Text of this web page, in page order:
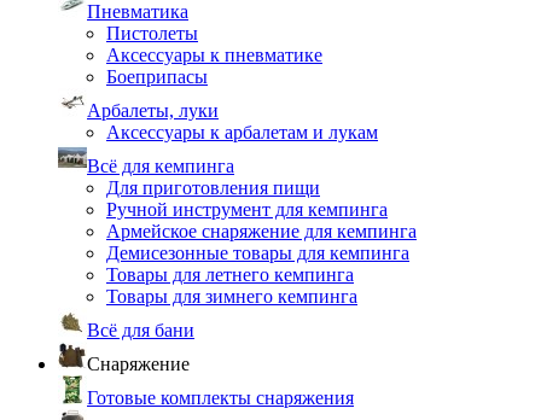
Пневматика
Пистолеты
Аксессуары к пневматике
Боеприпасы
Арбалеты, луки
Аксессуары к арбалетам и лукам
Всё для кемпинга
Для приготовления пищи
Ручной инструмент для кемпинга
Армейское снаряжение для кемпинга
Демисезонные товары для кемпинга
Товары для летнего кемпинга
Товары для зимнего кемпинга
Всё для бани
Снаряжение
Готовые комплекты снаряжения